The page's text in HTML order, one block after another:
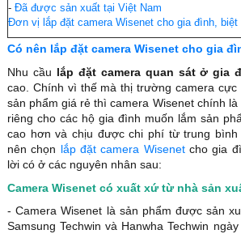
- Đã được sản xuất tại Việt Nam
Đơn vị lắp đặt camera Wisenet cho gia đình,
Có nên lắp đặt camera Wisenet cho gia
Nhu cầu lắp đặt camera quan sát ở gia
cao. Chính vì thế mà thị trường camera cực
sản phẩm giá rẻ thì camera Wisenet chính
riêng cho các hộ gia đình muốn lắm sản
cao hơn và chịu được chi phí từ trung
nên chọn lắp đặt camera Wisenetcho gia
lời có ở các nguyên nhân sau:
Camera Wisenet có xuất xứ từ nhà sản
- Camera Wisenet là sản phẩm được sản
Samsung Techwin và Hanwha Techwin